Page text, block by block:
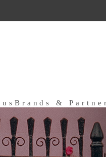
Brands &